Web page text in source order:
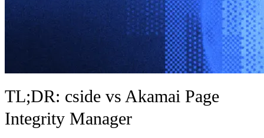
TL;DR: cside vs Akamai Page
Integrity Manager